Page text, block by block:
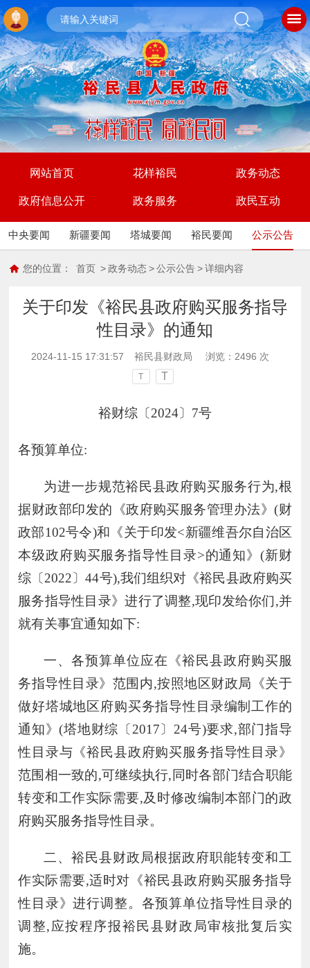
网站首页 花样裕民 政务动态
政府信息公开 政务服务 政民互动
中央要闻 新疆要闻 塔城要闻 裕民要闻 公示公告
您的位置： 首页 > 政务动态 > 公示公告 > 详细内容
关于印发《裕民县政府购买服务指导
性目录》的通知
2024-11-15 17:31:57 裕民县财政局 浏览： 2496 次
T T
裕财综 〔 2024〕 7号
各预算单位:
为进一步规范裕民县政府购买服务行为,根
据财政部印发的《政府购买服务管理办法》(财
政部102号令)和《关于印发<新疆维吾尔自治区
本级政府购买服务指导性目录>的通知》(新财
综〔2022〕44号),我们组织对《裕民县政府购买
服务指导性目录》进行了调整,现印发给你们,并
就有关事宜通知如下:
一、各预算单位应在《裕民县政府购买服
务指导性目录》范围内,按照地区财政局《关于
做好塔城地区府购买务指导性目录编制工作的
通知》(塔地财综〔2017〕24号)要求,部门指导
性目录与《裕民县政府购买服务指导性目录》
范围相一致的,可继续执行,同时各部门结合职能
转变和工作实际需要,及时修改编制本部门的政
府购买服务指导性目录。
二、裕民县财政局根据政府职能转变和工
作实际需要,适时对《裕民县政府购买服务指导
性目录》进行调整。各预算单位指导性目录的
调整,应按程序报裕民县财政局审核批复后实
施。